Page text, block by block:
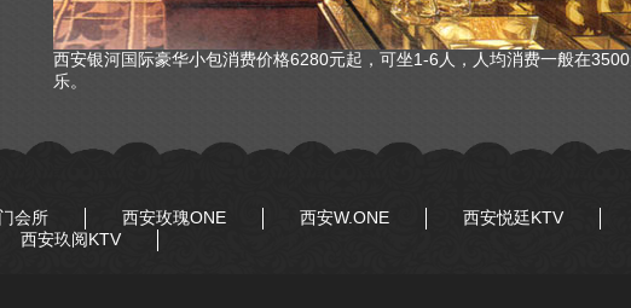
西安银河国际豪华小包消费价格6280元起，可坐1-6人，人均消费一般在
乐。
会所 西安玫瑰ONE 西安W.ONE 西安悦廷KTV
西安玖阅KTV